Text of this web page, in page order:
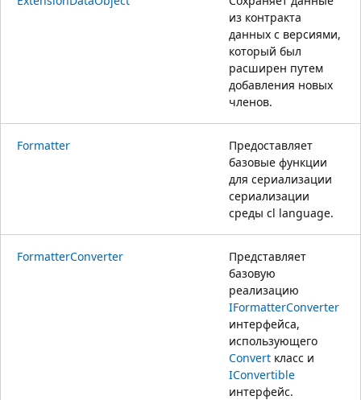
из контракта
данных с версиями,
который был
расширен путем
добавления новых
членов.
Formatter
Предоставляет
базовые функции
для сериализации
сериализации
среды cl language.
FormatterConverter
Представляет
базовую
реализацию
IFormatterConverter
интерфейса,
использующего
Convert класс и
IConvertible
интерфейс.